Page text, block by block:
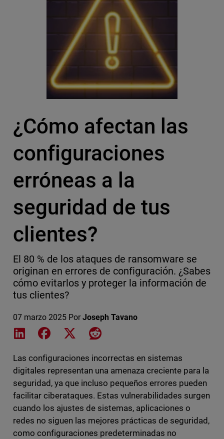
¿Cómo afectan las
configuraciones
erróneas a la
seguridad de tus
clientes?
El 80 % de los ataques de ransomware se
originan en errores de configuración. ¿Sabes
cómo evitarlos y proteger la información de
tus clientes?
07 marzo 2025 Por Joseph Tavano
Share on LinkedIn
Share on Facebook
Share on XShare on Reddit
Las configuraciones incorrectas en sistemas
digitales representan una amenaza creciente para la
seguridad, ya que incluso pequeños errores pueden
facilitar ciberataques. Estas vulnerabilidades surgen
cuando los ajustes de sistemas, aplicaciones o
redes no siguen las mejores prácticas de seguridad,
como configuraciones predeterminadas no